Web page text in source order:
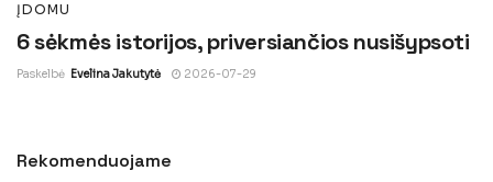
ĮDOMU
6 sėkmės istorijos, priversiančios nusišypsoti
Paskelbė Evelina Jakutytė 2026-07-29
Rekomenduojame